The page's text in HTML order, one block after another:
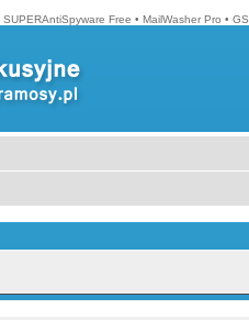
SUPERAntiSpyware Free • MailWasher Pro •